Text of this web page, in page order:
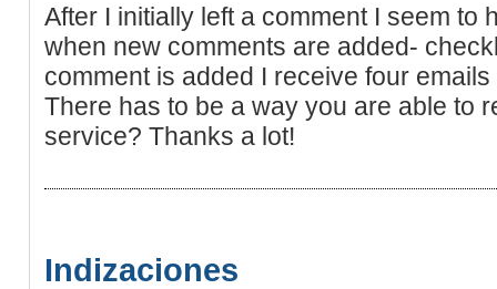
After I initially left a comment I seem to
when new comments are added-
comment is added I receive four
There has to be a way you are able to
service? Thanks a lot!
Indizaciones